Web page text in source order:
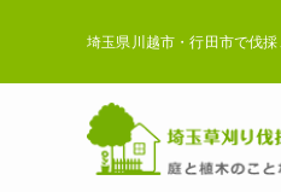
埼玉県川越市・行田市で伐